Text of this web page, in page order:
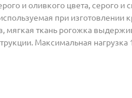
и оливкого цвета, серого и
при изготовлении
мягкая ткань рогожка
Максимальная нагрузка